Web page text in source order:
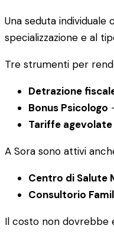
Una seduta
specializzazione e al
Tre strumenti per
Detrazione
Bonus Psicologo
Tariffe agevolate
A Sora sono attivi
Centro di Salute
Consultorio
Il costo non dovrebbe